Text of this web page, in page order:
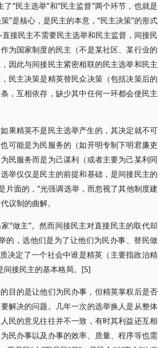
“民主选举”和“民主监督”两个环节，也就是
”是核心，是民主的本意，“民主决策”的形式
接民主不需要民主选举和民主监督，间接民
为国家制度的民主（不是某社区、某行业的
因此与间接民主紧密相联的民主选举和民主
民主决策是精英替民众决策（包括决策后的
，互相依存，缺少其中任何一环都会使民主
果精英不是民主选举产生的，其决定就不可
可能是为民服务的（如开明专制下明君廉吏
民服务而是为己谋利（或者主要为己某利同
举仅仅是民主的前提和基础，是间接民主的
片面的，“光强调选举，而忽视了其他制度建
议制的曲解。
“做主”。然而间接民主对直接民主的取代却
的，选他们是为了让他们为民办事、替民做
决定了一个社会中谁是精英（主要指政治精
接民主的基本格局。[5]
目的是让他们为民办事，但精英掌权后是否
解决的问题。几年一次的选举换人是从整体
民的意见往往并不一致，有时其利益还互相
民办事以及办事的效率、质量、程序等也需